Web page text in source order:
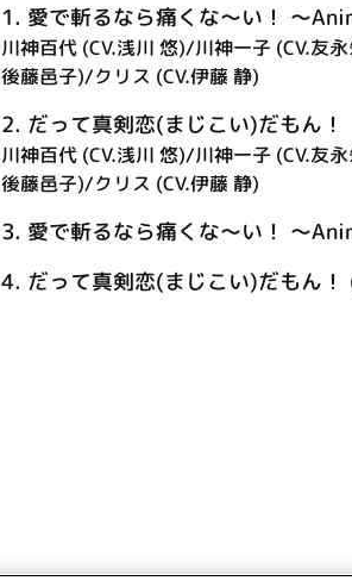
1. 愛で斬るなら痛くな～い！ ～
川神百代 (CV.浅川 悠)/川神一子 (CV.友
後藤邑子)/クリス (CV.伊藤 静)
2. だって真剣恋(まじこい)だもん！
川神百代 (CV.浅川 悠)/川神一子 (CV.友
後藤邑子)/クリス (CV.伊藤 静)
3. 愛で斬るなら痛くな～い！ ～
4. だって真剣恋(まじこい)だもん